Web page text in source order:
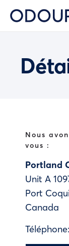
Nous
vous :
Portland
Unit A
Port
Canada
Téléphone: